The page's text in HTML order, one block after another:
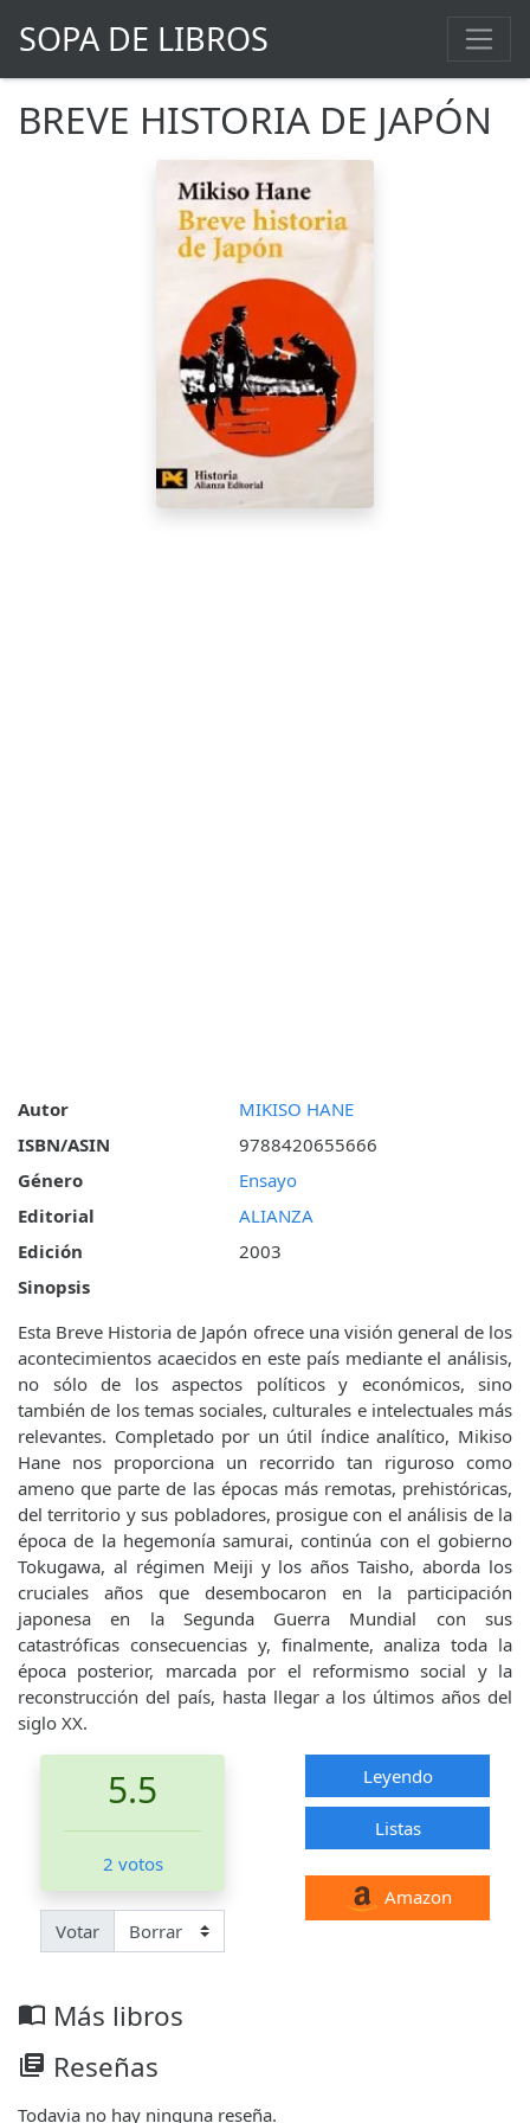
SOPA DE LIBROS
BREVE HISTORIA DE JAPÓN
Autor
MIKISO HANE
ISBN/ASIN
9788420655666
Género
Ensayo
Editorial
ALIANZA
Edición
2003
Sinopsis
Esta Breve Historia de Japón ofrece una visión general de los
acontecimientos acaecidos en este país mediante el análisis,
no sólo de los aspectos políticos y económicos, sino
también de los temas sociales, culturales e intelectuales más
relevantes. Completado por un útil índice analítico, Mikiso
Hane nos proporciona un recorrido tan riguroso como
ameno que parte de las épocas más remotas, prehistóricas,
del territorio y sus pobladores, prosigue con el análisis de la
época de la hegemonía samurai, continúa con el gobierno
Tokugawa, al régimen Meiji y los años Taisho, aborda los
cruciales años que desembocaron en la participación
japonesa en la Segunda Guerra Mundial con sus
catastróficas consecuencias y, finalmente, analiza toda la
época posterior, marcada por el reformismo social y la
reconstrucción del país, hasta llegar a los últimos años del
siglo XX.
5.5
2 votos
Votar
Leyendo
Listas
Amazon
import_contacts Más libros
library_books Reseñas
Todavia no hay ninguna reseña.